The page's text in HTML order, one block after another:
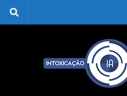
Skip to content